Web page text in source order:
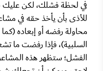
في لحظة فشلك، لكن عليك
للأذى بأن يأخذ حقه في
محاولة رفضه أو إبعاده
السلبية)، فإذا رفضت ما
الفشل؛ ستظهر هذه